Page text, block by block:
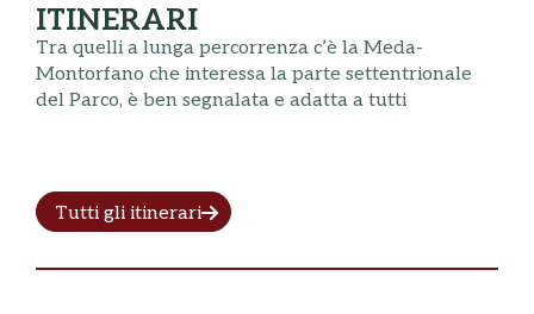
ITINERARI
Tra quelli a lunga percorrenza c’è la Meda-
Montorfano che interessa la parte settentrionale
del Parco, è ben segnalata e adatta a tutti
Tutti gli itinerari